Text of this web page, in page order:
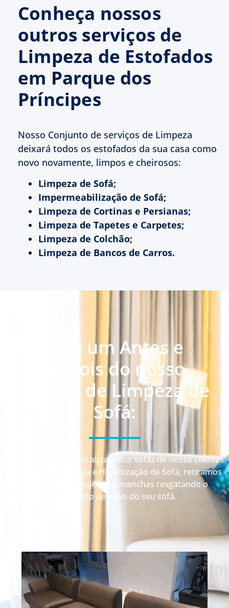
Conheça nossos
outros serviços de
Limpeza de Estofados
em Parque dos
Príncipes
Nosso Conjunto de serviços de Limpeza
deixará todos os estofados da sua casa como
novo novamente, limpos e cheirosos:
Limpeza de Sofá;
Impermeabilização de Sofá;
Limpeza de Cortinas e Persianas;
Limpeza de Tapetes e Carpetes;
Limpeza de Colchão;
Limpeza de Bancos de Carros.
Veja um Antes e
Depois do nosso
serviço de Limpeza de
Sofá:
Veja como ficaram alguns dos sofás de nosso clientes
depois da Limpeza e Higienização de Sofá, retiramos
até 99% das sujeiras e manchas resgatando o
aspecto de novo do seu sofá.